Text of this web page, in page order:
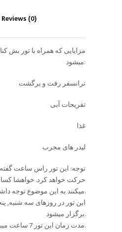
Reviews (0)
مزایایی که همراه با تور بش
میشود:
ترانسفر رفت و برگشت
تفریحات آبی
غذا
لیدر های مجرب
توجه: این تور راس ساعت
حرکت خواهد کرد. خواهشا
میکنند به این موضوع توجه داشته باشند.
این تور در روزهای سه شنبه,
برگزار میشود.
مدت زمان این تور 7 ساعت میباشد.